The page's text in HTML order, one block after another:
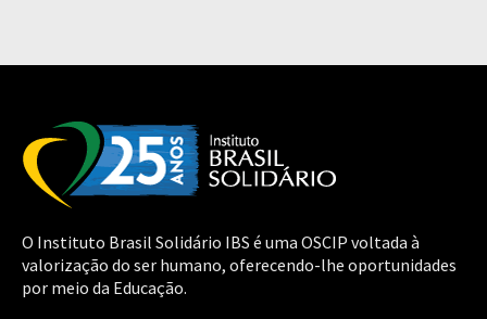
O Instituto Brasil Solidário IBS é uma OSCIP voltada à
valorização do ser humano, oferecendo-lhe oportunidades
por meio da Educação.